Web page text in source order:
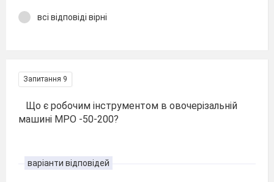
всі відповіді вірні
Запитання 9
Що є робочим інструментом в овочерізальній
машині МРО -50-200?
варіанти відповідей